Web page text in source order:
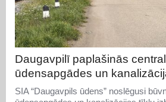
Daugavpilī paplašinās
ūdensapgādes un
SIA “Daugavpils ūdens” noslēgusi